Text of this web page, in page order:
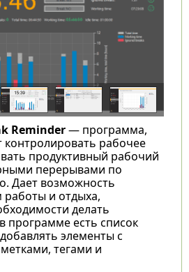
Reminder— программа,
контролировать рабочее
продуктивный рабочий
перерывами по
Дает возможность
и отдыха,
делать
программе есть список
элементы с
тегами и